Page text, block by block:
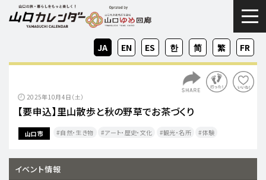
ZH-
CN
ZH-
TW
EN FR
JA KO
ES
2025年10月4日（土）
【要申込】里山散歩と秋の野草でお茶づくり
山口市 自然・生き物 アート・歴史・文化 観光・名所 体験
イベント情報